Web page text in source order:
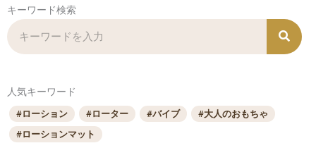
キーワード検索
検
索
人気キーワード
#ローション #ローター #バイブ
#大人のおもちゃ
#ローションマット